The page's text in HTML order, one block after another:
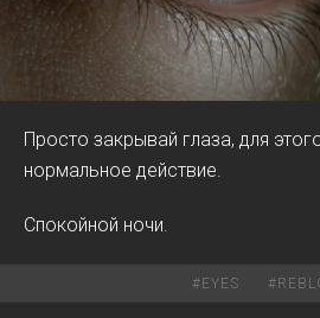
Просто закрывай глаза, для
нормальное действие.
Спокойной ночи.
#EYES #